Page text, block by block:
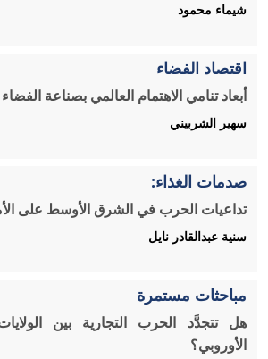
شيماء محمود
اقتصاد الفضاء
أبعاد تنامي الاهتمام العالمي بصناعة الفضاء
سهير الشربيني
صدمات الغذاء:
تداعيات الحرب في الشرق الأوسط على
سنية عبدالقادر نايل
مباحثات مستمرة
هل تتجدَّد الحرب التجارية بين
الأوروبي؟